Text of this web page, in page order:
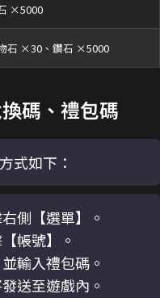
×5000
石 ×30、鑽石 ×5000
碼、禮包碼
式如下：
側【選單】。
帳號】。
輸入禮包碼。
送至遊戲內。